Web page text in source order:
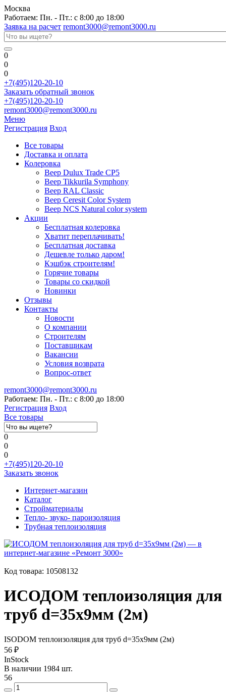
Москва
Работаем: Пн. - Пт.: с 8:00 до 18:00
Заявка на расчет remont3000@remont3000.ru
0
0
0
+7(495)120-20-10
Заказать обратный звонок
+7(495)120-20-10
remont3000@remont3000.ru
Меню
Регистрация Вход
Все товары
Доставка и оплата
Колеровка
Веер Dulux Trade CP5
Веер Tikkurila Symphony
Веер RAL Classic
Веер Ceresit Color System
Веер NCS Natural color system
Акции
Бесплатная колеровка
Хватит переплачивать!
Бесплатная доставка
Дешевле только даром!
Кэшбэк строителям!
Горячие товары
Товары со скидкой
Новинки
Отзывы
Контакты
Новости
О компании
Строителям
Поставщикам
Вакансии
Условия возврата
Вопрос-ответ
remont3000@remont3000.ru
Работаем: Пн. - Пт.: с 8:00 до 18:00
Регистрация Вход
Все товары
0
0
0
+7(495)120-20-10
Заказать звонок
Интернет-магазин
Каталог
Стройматериалы
Тепло- звуко- пароизоляция
Трубная теплоизоляция
Код товара: 10508132
ИСОДОМ теплоизоляция для
труб d=35х9мм (2м)
ISODOM теплоизоляция для труб d=35х9мм (2м)
56 ₽
InStock
В наличии 1984 шт.
56